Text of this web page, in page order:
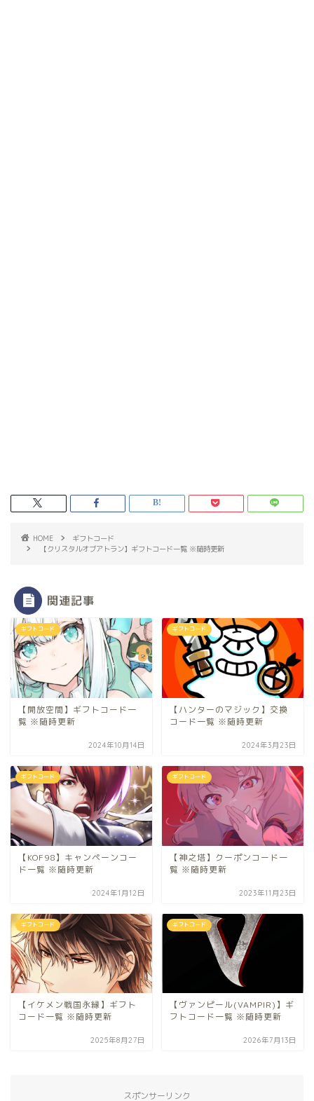
HOME
ギフトコード
【クリスタルオブアトラン】ギフトコード一覧 ※随時更新
関連記事
ギフトコード
【開放空間】ギフトコード一
覧 ※随時更新
2024年10月14日
ギフトコード
【ハンターのマジック】交換
コード一覧 ※随時更新
2024年3月23日
ギフトコード
【KOF98】キャンペーンコー
ド一覧 ※随時更新
2024年1月12日
ギフトコード
【神之塔】クーポンコード一
覧 ※随時更新
2023年11月23日
ギフトコード
【イケメン戦国永縁】ギフト
コード一覧 ※随時更新
2025年8月27日
ギフトコード
【ヴァンピール(VAMPIR)】ギ
フトコード一覧 ※随時更新
2026年7月13日
スポンサーリンク